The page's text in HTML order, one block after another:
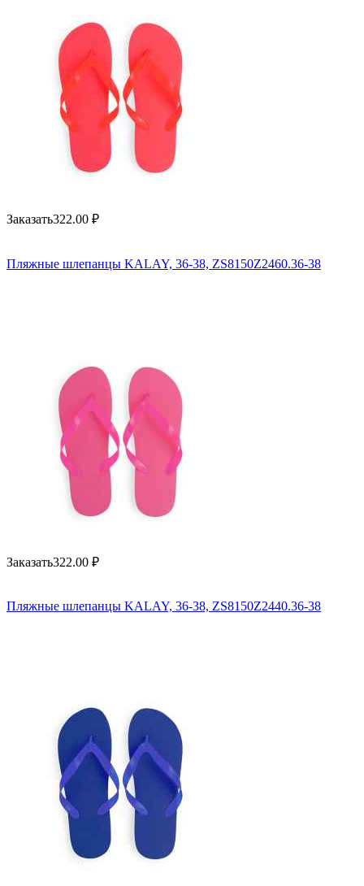
Заказать322.00 ₽
Пляжные шлепанцы KALAY, 36-38, ZS8150Z2460.36-38
Заказать322.00 ₽
Пляжные шлепанцы KALAY, 36-38, ZS8150Z2440.36-38